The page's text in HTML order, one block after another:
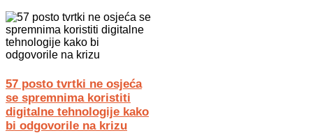
57 posto tvrtki ne osjeća
se spremnima koristiti
digitalne tehnologije kako
bi odgovorile na krizu